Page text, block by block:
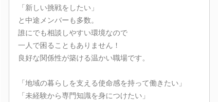
「新しい挑戦をしたい」
と中途メンバーも多数。
誰にでも相談しやすい環境なので
一人で困ることもありません！
良好な関係性が築ける温かい職場です。
「地域の暮らしを支える使命感を持って働きたい」
「未経験から専門知識を身につけたい」